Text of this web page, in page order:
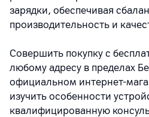
зарядки, обеспечивая
производительность и
Совершить покупку с
любому адресу в пределах
официальном интернет-
изучить особенности
квалифицированную